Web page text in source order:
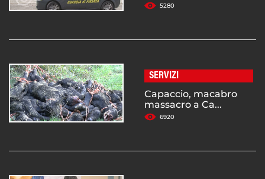
5280
SERVIZI
Capaccio, macabro
massacro a Ca...
6920